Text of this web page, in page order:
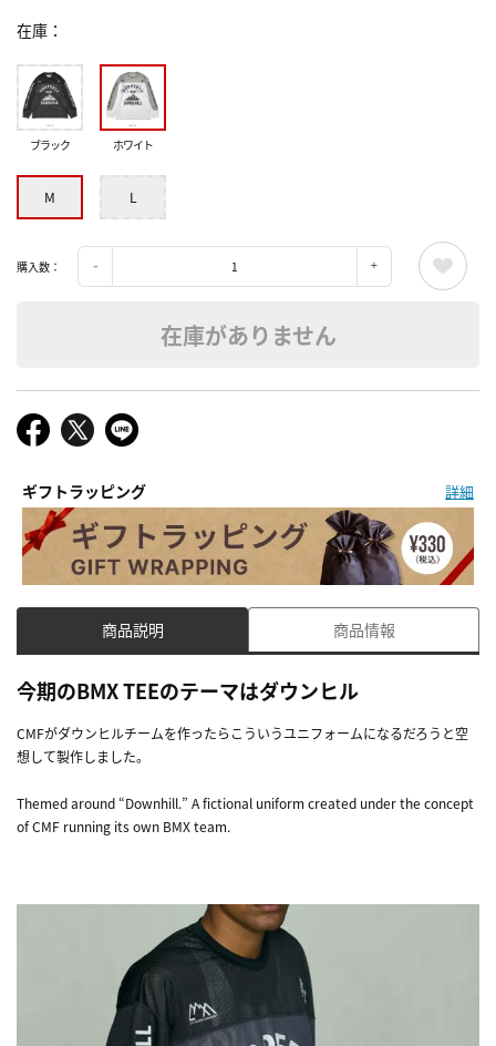
在庫
ブラック ホワイト
M L
購入数：
在庫がありません
ギフトラッピング 詳細
商品説明 商品情報
今期のBMX TEEのテーマはダウンヒル
CMFがダウンヒルチームを作ったらこういうユニフォームになるだろうと空
想して製作しました。
Themed around “Downhill.” A fictional uniform created under the concept
of CMF running its own BMX team.